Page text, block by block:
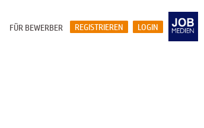
LOGIN
REGISTRIEREN
FÜR BEWERBER